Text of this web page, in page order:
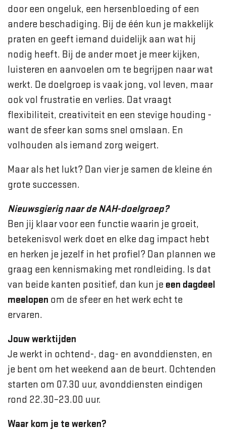
door een ongeluk, een hersenbloeding of een
andere beschadiging. Bij de één kun je makkelijk
praten en geeft iemand duidelijk aan wat hij
nodig heeft. Bij de ander moet je meer kijken,
luisteren en aanvoelen om te begrijpen naar wat
werkt. De doelgroep is vaak jong, vol leven, maar
ook vol frustratie en verlies. Dat vraagt
flexibiliteit, creativiteit en een stevige houding -
want de sfeer kan soms snel omslaan. En
volhouden als iemand zorg weigert.
Maar als het lukt? Dan vier je samen de kleine én
grote successen.
Nieuwsgierig naar de NAH-doelgroep?
Ben jij klaar voor een functie waarin je groeit,
betekenisvol werk doet en elke dag impact hebt
en herken je jezelf in het profiel? Dan plannen we
graag een kennismaking met rondleiding. Is dat
van beide kanten positief, dan kun je een dagdeel
meelopen om de sfeer en het werk echt te
ervaren.
Jouw werktijden
Je werkt in ochtend-, dag- en avonddiensten, en
je bent om het weekend aan de beurt. Ochtenden
starten om 07.30 uur, avonddiensten eindigen
rond 22.30–23.00 uur.
Waar kom je te werken?